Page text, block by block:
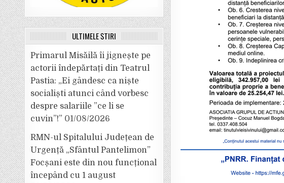
ULTIMELE ȘTIRI
Primarul Misăilă îi jignește pe
actorii îndepărtați din Teatrul
Pastia: „Ei gândesc ca niște
socialiști atunci când vorbesc
despre salariile ”ce li se
cuvin”!” 01/08/2026
RMN-ul Spitalului Județean de
Urgență „Sfântul Pantelimon”
Focșani este din nou funcțional
începând cu 1 august